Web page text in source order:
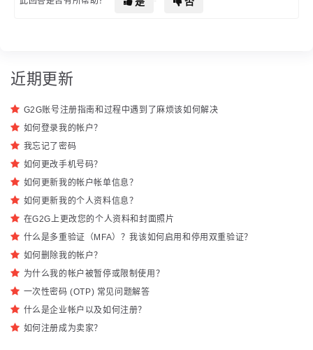
近期更新
G2G账号注册指南和过程中遇到了麻烦该如何解决
如何登录我的帐户？
我忘记了密码
如何更改手机号码？
如何更新我的帐户帐单信息？
如何更新我的个人资料信息？
在G2G上更改您的个人资料和封面照片
什么是多重验证（MFA）？我该如何启用和停用双重验证？
如何删除我的帐户？
为什么我的帐户被暂停或限制使用？
一次性密码 (OTP) 常见问题解答
什么是企业帐户以及如何注册？
如何注册成为卖家？